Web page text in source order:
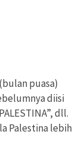
puasa)
diisi
dll.
Palestina lebih